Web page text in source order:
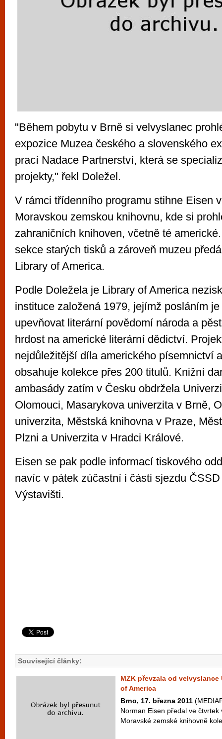
"Během pobytu v Brně si velvyslanec
expozice Muzea českého a slovenského
prací Nadace Partnerství, která se
projekty," řekl Doležel.
V rámci třídenního programu stihne Eisen
Moravskou zemskou knihovnu, kde si
zahraničních knihoven, včetně té
sekce starých tisků a zároveň muzeu
Library of America.
Podle Doležela je Library of America
instituce založená 1979, jejímž posláním
upevňovat literární povědomí národa a
hrdost na americké literární dědictví.
nejdůležitější díla amerického písemnictví
obsahuje kolekce přes 200 titulů. Knižní
ambasády zatím v Česku obdržela
Olomouci, Masarykova univerzita v Brně,
univerzita, Městská knihovna v Praze,
Plzni a Univerzita v Hradci Králové.
Eisen se pak podle informací tiskového
navíc v pátek zúčastní i části sjezdu
Výstavišti.
Související články:
MZK převzala od
of America
Brno, 17. března 2011
Norman Eisen předal ve
Moravské zemské knihovně